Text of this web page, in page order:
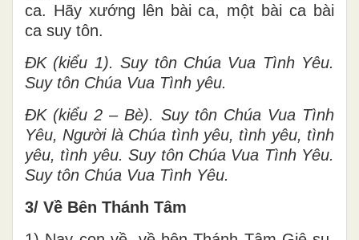
ca. Hãy xướng lên bài ca, một bài ca bài
ca suy tôn.
ĐK (kiểu 1). Suy tôn Chúa Vua Tình Yêu.
Suy tôn Chúa Vua Tình yêu.
ĐK (kiểu 2 – Bè). Suy tôn Chúa Vua Tình
Yêu, Người là Chúa tình yêu, tình yêu, tình
yêu, tình yêu. Suy tôn Chúa Vua Tình Yêu.
Suy tôn Chúa Vua Tình Yêu.
3/ Về Bên Thánh Tâm